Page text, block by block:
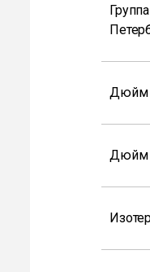
Дюйм
Дюйм